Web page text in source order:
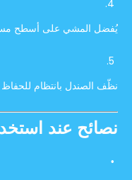
يُفضل المشي على أسطح
نظّف الصندل بانتظام
نصائح عند